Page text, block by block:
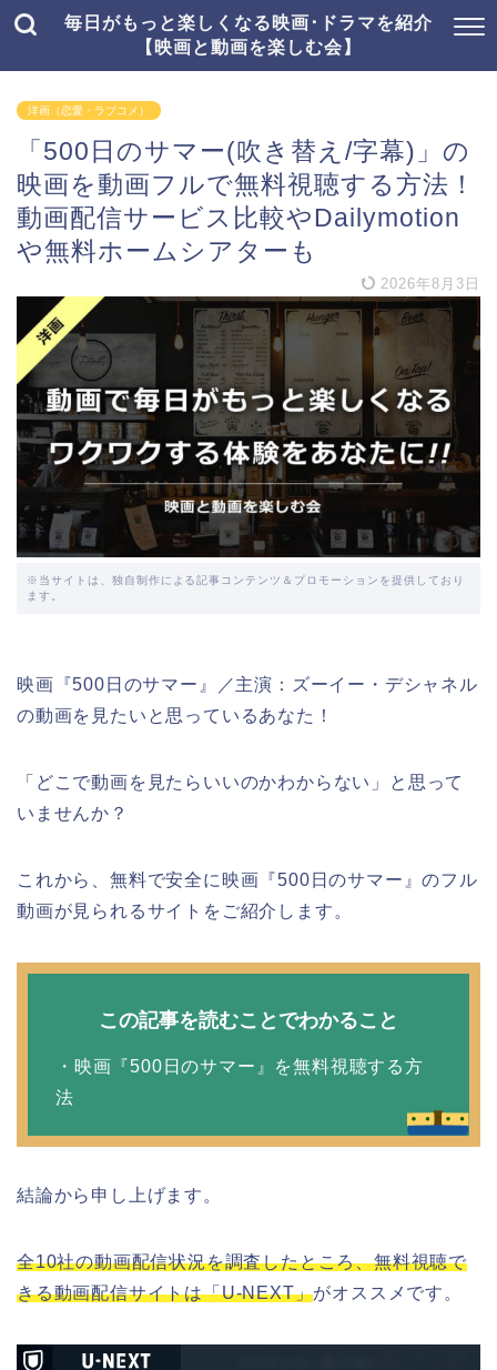
毎日がもっと楽しくなる映画･ドラマを紹介
【映画と動画を楽しむ会】
洋画（恋愛・ラブコメ）
「500日のサマー(吹き替え/字幕)」の
映画を動画フルで無料視聴する方法！
動画配信サービス比較やDailymotion
や無料ホームシアターも
2026年8月3日
※当サイトは、独自制作による記事コンテンツ＆プロモーションを提供しており
ます。
映画『500日のサマー』／主演：ズーイー・デシャネル
の動画を見たいと思っているあなた！
「どこで動画を見たらいいのかわからない」と思って
いませんか？
これから、無料で安全に映画『500日のサマー』のフル
動画が見られるサイトをご紹介します。
この記事を読むことでわかること
・映画『500日のサマー』を無料視聴する方
法
結論から申し上げます。
全10社の動画配信状況を調査したところ、無料視聴で
きる動画配信サイトは「U-NEXT」がオススメです。